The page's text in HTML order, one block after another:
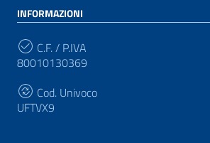
INFORMAZIONI
C.F. / P.IVA
80010130369
Cod. Univoco
UFTVX9